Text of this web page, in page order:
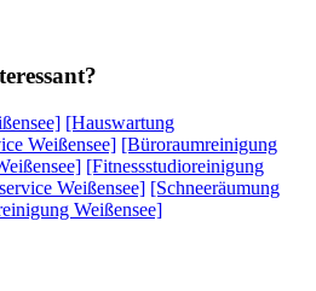
[Hauswartung
Weißensee] [Büroraumreinigung
[Fitnessstudioreinigung
Weißensee] [Schneeräumung
Weißensee]